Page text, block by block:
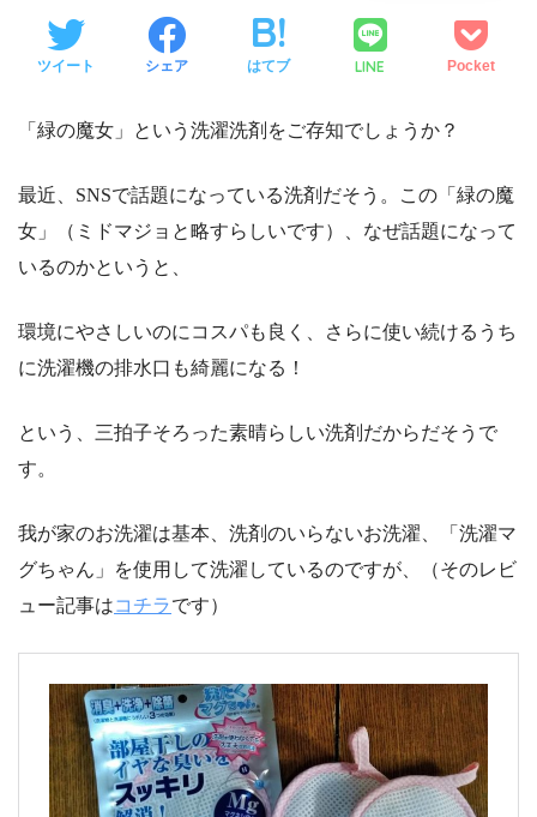
ツイート シェア はてブ LINE Pocket
「緑の魔女」という洗濯洗剤をご存知でしょうか？
最近、SNSで話題になっている洗剤だそう。この「緑の魔
女」（ミドマジョと略すらしいです）、なぜ話題になって
いるのかというと、
環境にやさしいのにコスパも良く、さらに使い続けるうち
に洗濯機の排水口も綺麗になる！
という、三拍子そろった素晴らしい洗剤だからだそうで
す。
我が家のお洗濯は基本、洗剤のいらないお洗濯、「洗濯マ
グちゃん」を使用して洗濯しているのですが、（そのレビ
ュー記事はコチラです）